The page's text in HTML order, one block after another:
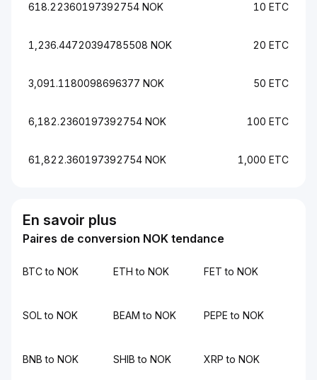
618.22360197392754 NOK 10 ETC
1,236.44720394785508 NOK 20 ETC
3,091.1180098696377 NOK 50 ETC
6,182.2360197392754 NOK 100 ETC
61,822.360197392754 NOK 1,000 ETC
En savoir plus
Paires de conversion NOK tendance
BTC to NOK ETH to NOK FET to NOK
SOL to NOK BEAM to NOK PEPE to NOK
BNB to NOK SHIB to NOK XRP to NOK